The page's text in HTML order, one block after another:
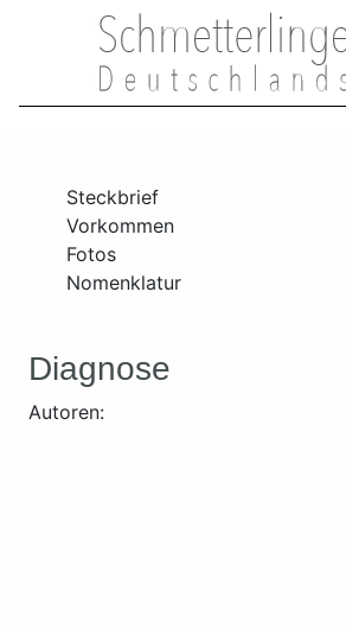
Steckbrief
Vorkommen
Fotos
Nomenklatur
Diagnose
Autoren: